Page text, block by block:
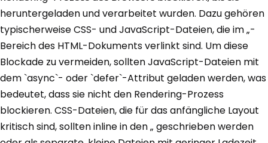
heruntergeladen und verarbeitet wurden. Dazu gehören
typischerweise CSS- und JavaScript-Dateien, die im „-
Bereich des HTML-Dokuments verlinkt sind. Um diese
Blockade zu vermeiden, sollten JavaScript-Dateien mit
dem `async`- oder `defer`-Attribut geladen werden, was
bedeutet, dass sie nicht den Rendering-Prozess
blockieren. CSS-Dateien, die für das anfängliche Layout
kritisch sind, sollten inline in den „ geschrieben werden